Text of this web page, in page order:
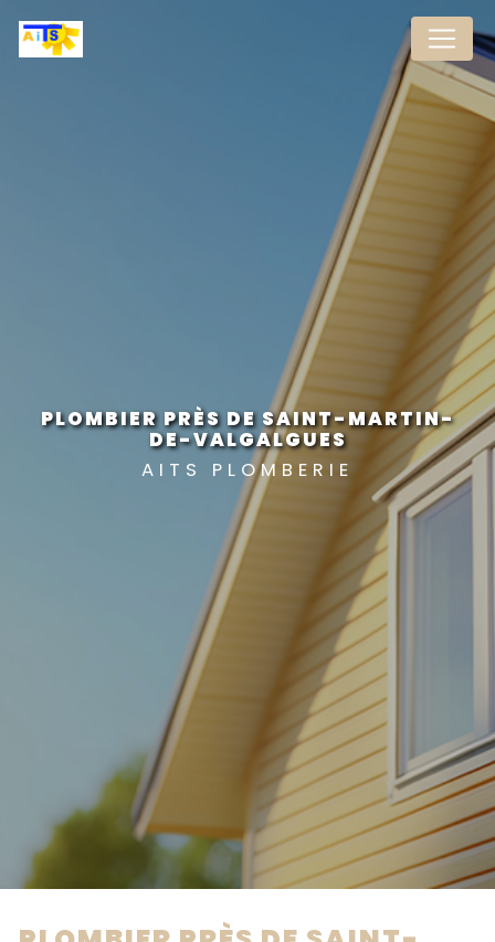
PLOMBIER PRÈS DE SAINT-MARTIN-
DE-VALGALGUES
AITS PLOMBERIE